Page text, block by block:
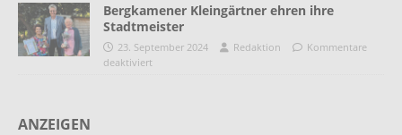
Bergkamener Kleingärtner ehren ihre
Stadtmeister
23. September 2024 Redaktion
Kommentare
deaktiviert
ANZEIGEN